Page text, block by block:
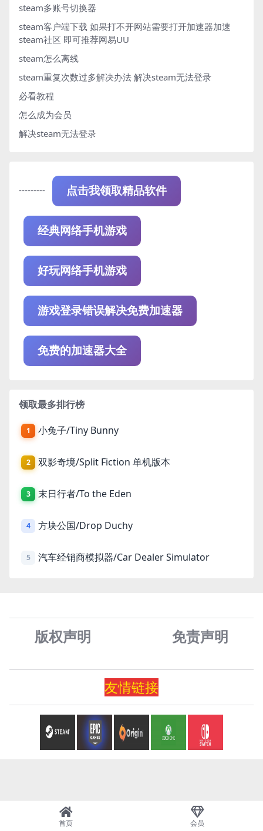
steam多账号切换器
steam客户端下载 如果打不开网站需要打开加速器加速
steam社区 即可推荐网易UU
steam怎么离线
steam重复次数过多解决办法 解决steam无法登录
必看教程
怎么成为会员
解决steam无法登录
--------- 点击我领取精品软件
经典网络手机游戏
好玩网络手机游戏
游戏登录错误解决免费加速器
免费的加速器大全
领取最多排行榜
1 小兔子/Tiny Bunny
2 双影奇境/Split Fiction 单机版本
3 末日行者/To the Eden
4 方块公国/Drop Duchy
5 汽车经销商模拟器/Car Dealer Simulator
版权声明 免责声明
友情链接
首页 会员